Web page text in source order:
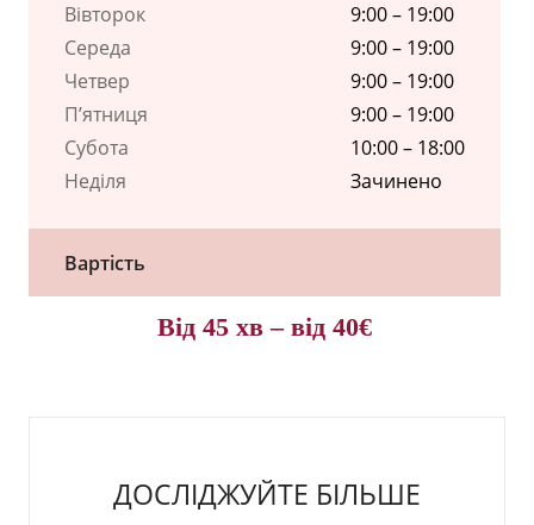
Вівторок
Середа
Четвер
П’ятниця
Субота
Неділя
9:00 – 19:00
9:00 – 19:00
9:00 – 19:00
9:00 – 19:00
10:00 – 18:00
Зачинено
Вартість
Від 45 хв – від 40€
ДОСЛІДЖУЙТЕ БІЛЬШЕ